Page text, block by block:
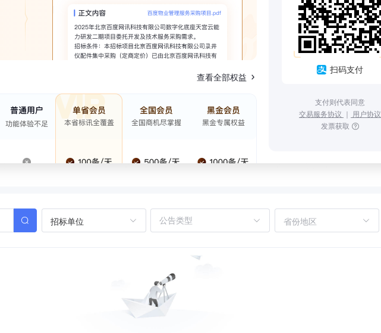
查看全部权益
扫码支付
支付则代表同意
交易服务协议 ｜ 用户协议
发票获取
招标单位 省份地区